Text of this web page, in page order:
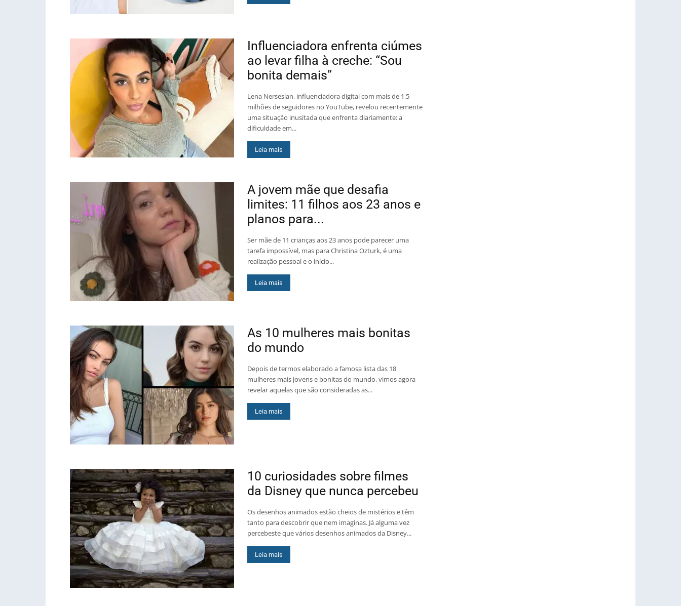
Influenciadora enfrenta ciúmes
ao levar filha à creche: “Sou
bonita demais”
Lena Nersesian, influenciadora digital com mais de 1,5
milhões de seguidores no YouTube, revelou recentemente
uma situação inusitada que enfrenta diariamente: a
dificuldade em...
Leia mais
A jovem mãe que desafia
limites: 11 filhos aos 23 anos e
planos para...
Ser mãe de 11 crianças aos 23 anos pode parecer uma
tarefa impossível, mas para Christina Ozturk, é uma
realização pessoal e o início...
Leia mais
As 10 mulheres mais bonitas
do mundo
Depois de termos elaborado a famosa lista das 18
mulheres mais jovens e bonitas do mundo, vimos agora
revelar aquelas que são consideradas as...
Leia mais
10 curiosidades sobre filmes
da Disney que nunca percebeu
Os desenhos animados estão cheios de mistérios e têm
tanto para descobrir que nem imaginas. Já alguma vez
percebeste que vários desenhos animados da Disney...
Leia mais